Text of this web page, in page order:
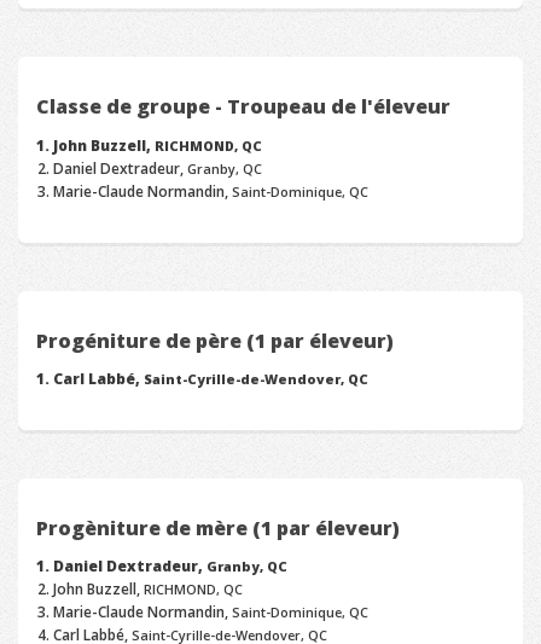
Classe de groupe - Troupeau de l'éleveur
John Buzzell, RICHMOND, QC
Daniel Dextradeur,Granby, QC
Marie-Claude Normandin,Saint-Dominique, QC
Progéniture de père (1 par éleveur)
Carl Labbé, Saint-Cyrille-de-Wendover, QC
Progèniture de mère (1 par éleveur)
Daniel Dextradeur, Granby, QC
John Buzzell,RICHMOND, QC
Marie-Claude Normandin,Saint-Dominique, QC
Carl Labbé,Saint-Cyrille-de-Wendover, QC